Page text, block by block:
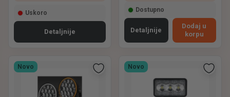
Uskoro
Detaljnije
Dostupno
Detaljnije
Dodaj u
korpu
Novo Novo